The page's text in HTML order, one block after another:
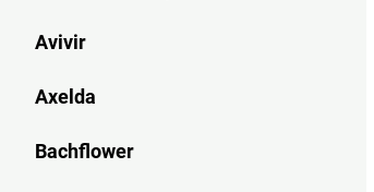
Avivir
Axelda
Bachflower